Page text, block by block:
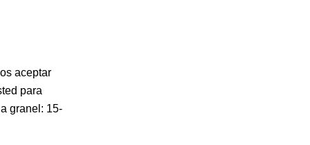
aceptar
para
granel: 15-